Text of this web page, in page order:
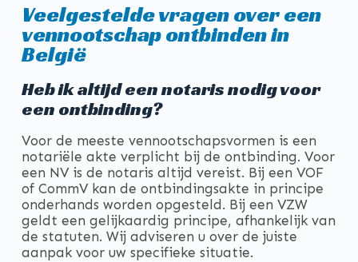
Veelgestelde vragen over een
vennootschap ontbinden in
België
Heb ik altijd een notaris nodig voor
een ontbinding?
Voor de meeste vennootschapsvormen is een
notariële akte verplicht bij de ontbinding. Voor
een NV is de notaris altijd vereist. Bij een VOF
of CommV kan de ontbindingsakte in principe
onderhands worden opgesteld. Bij een VZW
geldt een gelijkaardig principe, afhankelijk van
de statuten. Wij adviseren u over de juiste
aanpak voor uw specifieke situatie.